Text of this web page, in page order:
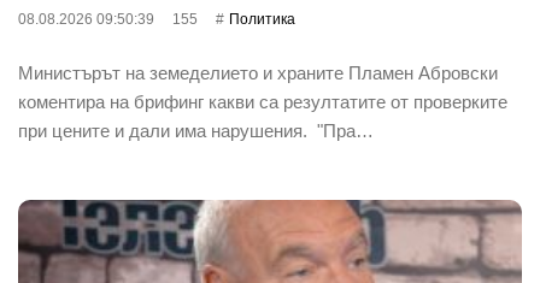
08.08.2026 09:50:39 155 Политика
Министърът на земеделието и храните Пламен Абровски
коментира на брифинг какви са резултатите от проверките
при цените и дали има нарушения. "Пра…